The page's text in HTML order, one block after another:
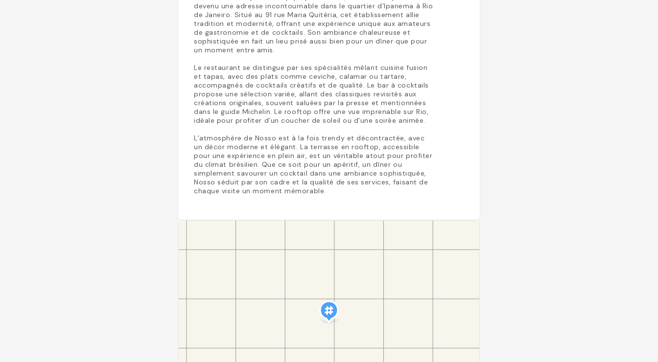
devenu une adresse incontournable dans le quartier d’Ipanema à Rio
de Janeiro. Situé au 91 rue Maria Quitéria, cet établissement allie
tradition et modernité, offrant une expérience unique aux amateurs
de gastronomie et de cocktails. Son ambiance chaleureuse et
sophistiquée en fait un lieu prisé aussi bien pour un dîner que pour
un moment entre amis.
Le restaurant se distingue par ses spécialités mêlant cuisine fusion
et tapas, avec des plats comme ceviche, calamar ou tartare,
accompagnés de cocktails créatifs et de qualité. Le bar à cocktails
propose une sélection variée, allant des classiques revisités aux
créations originales, souvent saluées par la presse et mentionnées
dans le guide Michelin. Le rooftop offre une vue imprenable sur Rio,
idéale pour profiter d’un coucher de soleil ou d’une soirée animée.
L’atmosphère de Nosso est à la fois trendy et décontractée, avec
un décor moderne et élégant. La terrasse en rooftop, accessible
pour une expérience en plein air, est un véritable atout pour profiter
du climat brésilien. Que ce soit pour un apéritif, un dîner ou
simplement savourer un cocktail dans une ambiance sophistiquée,
Nosso séduit par son cadre et la qualité de ses services, faisant de
chaque visite un moment mémorable.